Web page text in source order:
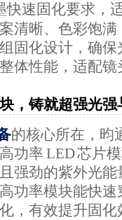
快速固化要求，
清晰、色彩饱
固化设计，确
体性能，适配
，铸就超强光强
的核心所在，昀
高功率 LED 芯片
强劲的紫外光能
功率模块能快速
，有效提升固